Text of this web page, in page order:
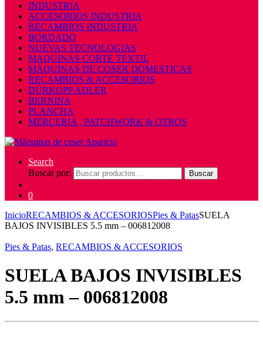
INDUSTRIA
ACCESORIOS INDUSTRIA
RECAMBIOS INDUSTRIA
BORDADO
NUEVAS TECNOLOGIAS
MAQUINAS CORTE TEXTIL
MÁQUINAS DE COSER DOMESTICAS
RECAMBIOS & ACCESORIOS
DÜRKOPP ADLER
BERNINA
PLANCHA
MERCERIA , PATCHWORK & OTROS
Search
Buscar por:
Buscar
0
InicioRECAMBIOS & ACCESORIOSPies & PatasSUELA
BAJOS INVISIBLES 5.5 mm – 006812008
Pies & Patas, RECAMBIOS & ACCESORIOS
SUELA BAJOS INVISIBLES
5.5 mm – 006812008